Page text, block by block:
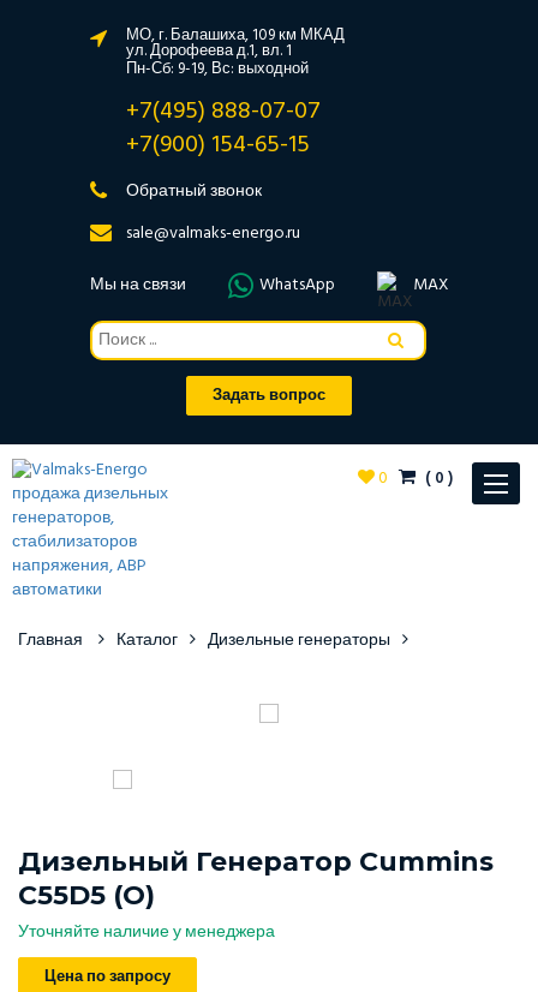
МО, г. Балашиха, 109 км МКАД
ул. Дорофеева д.1, вл. 1
Пн-Сб: 9-19, Вс: выходной
+7(495) 888-07-07
+7(900) 154-65-15
Обратный звонок
sale@valmaks-energo.ru
Мы на связи
WhatsApp MAX
Задать вопрос
Toggle
0 (0)
Главная Каталог Дизельные генераторы
Дизельный Генератор Cummins
C55D5 (o)
Уточняйте наличие у менеджера
Цена по запросу